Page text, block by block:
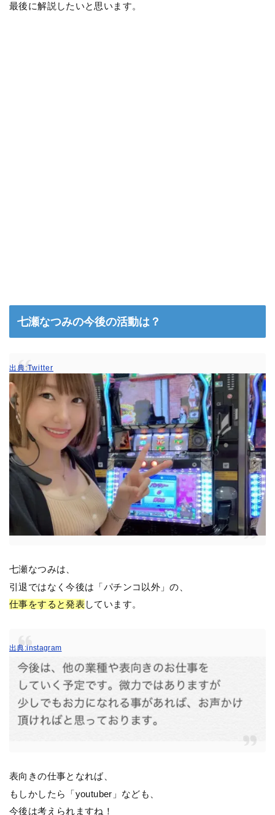
最後に解説したいと思います。
七瀬なつみの今後の活動は？
出典:Twitter
七瀬なつみは、
引退ではなく今後は「パチンコ以外」の、
仕事をすると発表しています。
出典:instagram
表向きの仕事となれば、
もしかしたら「youtuber」なども、
今後は考えられますね！